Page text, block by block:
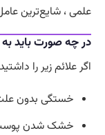
علمی ، شایع‌ترین
در چه صورت باید
اگر علائم زیر را
خستگی بدون
خشک شدن